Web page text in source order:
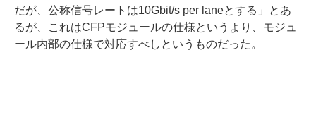
だが、公称信号レートは10Gbit/s per laneとする」とあ
るが、これはCFPモジュールの仕様というより、モジュ
ール内部の仕様で対応すべしというものだった。